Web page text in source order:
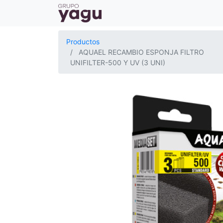
Productos
AQUAEL RECAMBIO ESPONJA FILTRO
UNIFILTER-500 Y UV (3 UNI)